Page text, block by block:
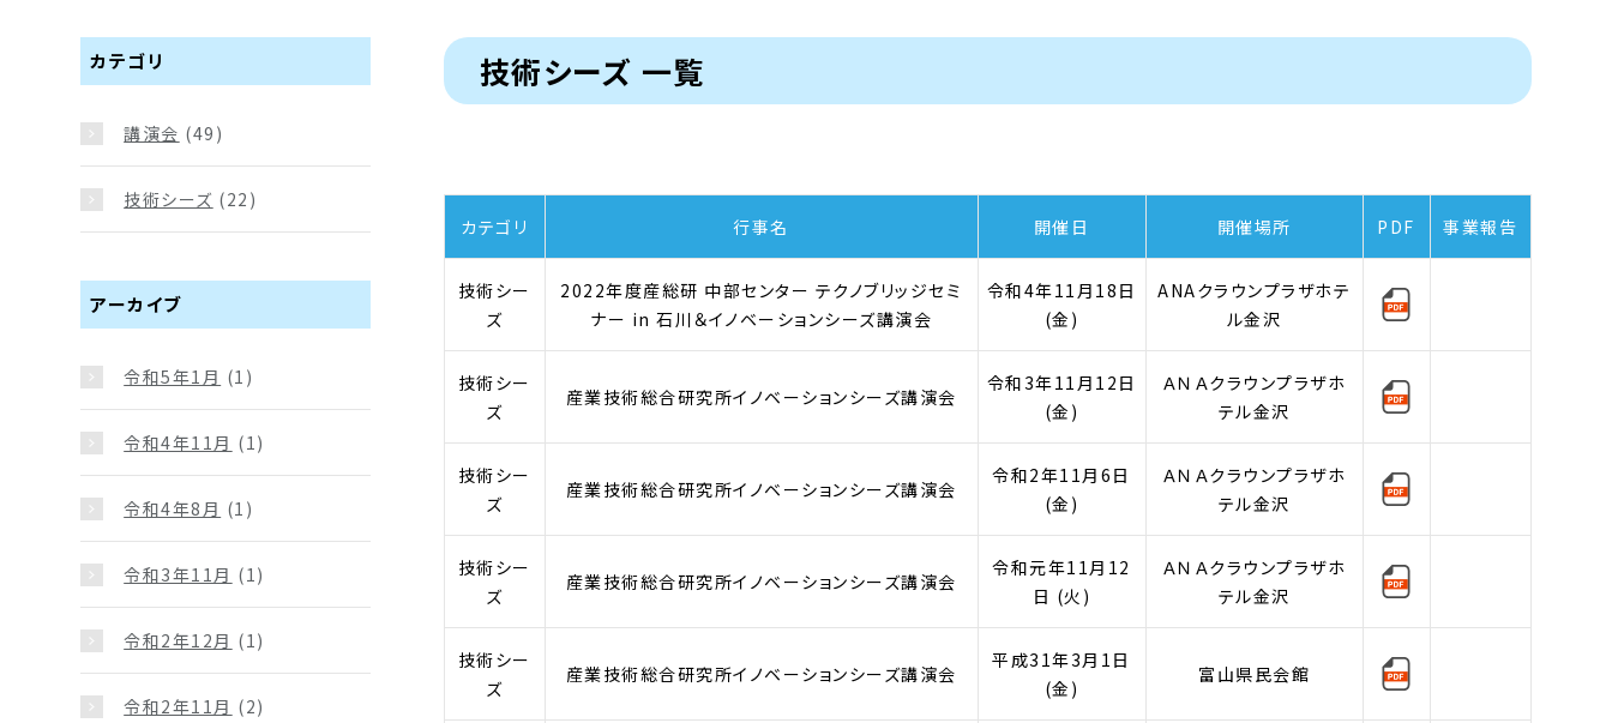
技術シーズ 一覧
カテゴリ 行事名 開催日 開催場所 PDF 事業報告
技術シー
ズ
2022年度産総研 中部センター テクノブリッジセミ
ナー in 石川＆イノベーションシーズ講演会
令和4年11月18日
(金)
ANAクラウンプラザホテ
ル金沢
技術シー
ズ
産業技術総合研究所イノベーションシーズ講演会
令和3年11月12日
(金)
ＡＮＡクラウンプラザホ
テル金沢
技術シー
ズ
産業技術総合研究所イノベーションシーズ講演会
令和2年11月6日
(金)
ＡＮＡクラウンプラザホ
テル金沢
技術シー
ズ
産業技術総合研究所イノベーションシーズ講演会
令和元年11月12
日 (火)
ＡＮＡクラウンプラザホ
テル金沢
技術シー
ズ
産業技術総合研究所イノベーションシーズ講演会
平成31年3月1日
(金)
富山県民会館
カテゴリ
講演会 (49)
技術シーズ (22)
アーカイブ
令和5年1月 (1)
令和4年11月 (1)
令和4年8月 (1)
令和3年11月 (1)
令和2年12月 (1)
令和2年11月 (2)